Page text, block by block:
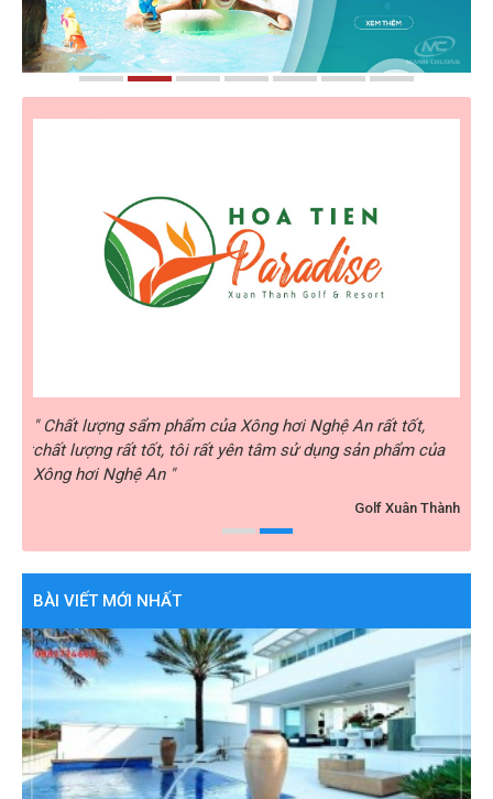
" Chất lượng sẩm phẩm của Xông hơi Nghệ An rất tốt,
chất lượng rất tốt, tôi rất yên tâm sử dụng sản phẩm của
Xông hơi Nghệ An "
Golf Xuân Thành
BÀI VIẾT MỚI NHẤT